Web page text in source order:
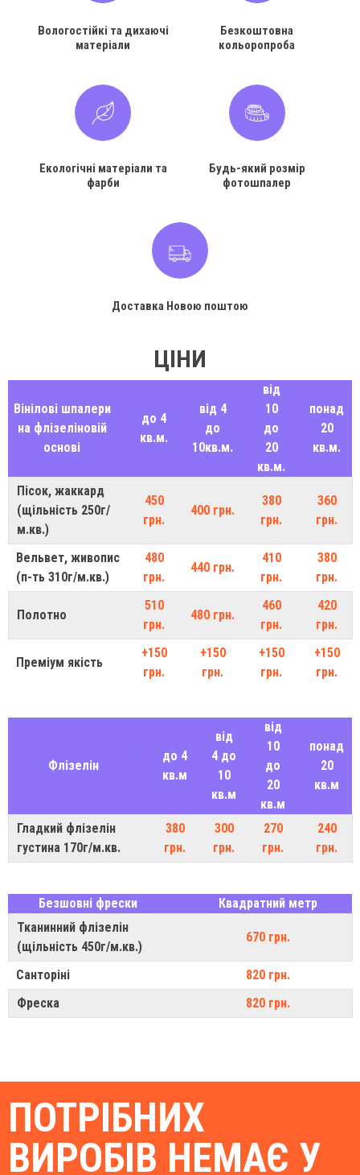
Вологостійкі та дихаючі
матеріали
Безкоштовна
кольоропроба
Екологічні матеріали та
фарби
Будь-який розмір
фотошпалер
Доставка Новою поштою
ЦІНИ
Вінілові шпалери
на флізеліновій
основі
до 4
кв.м.
від 4
до
10кв.м.
від
10
до
20
кв.м.
понад
20
кв.м.
Пісок, жаккард
(щільність 250г/
м.кв.)
450
грн.
400 грн.
380
грн.
360
грн.
Вельвет, живопис
(п-ть 310г/м.кв.)
480
грн.
440 грн.
410
грн.
380
грн.
Полотно
510
грн.
480 грн.
460
грн.
420
грн.
Преміум якість
+150
грн.
+150
грн.
+150
грн.
+150
грн.
Флізелін
до 4
кв.м
від
4 до
10
кв.м
від
10
до
20
кв.м
понад
20
кв.м
Гладкий флізелін
густина 170г/м.кв.
380
грн.
300
грн.
270
грн.
240
грн.
Безшовні фрески
Квадратний метр
Тканинний флізелін
(щільність 450г/м.кв.)
670 грн.
Санторіні
820 грн.
Фреска
820 грн.
ПОТРІБНИХ
ВИРОБІВ НЕМАЄ У